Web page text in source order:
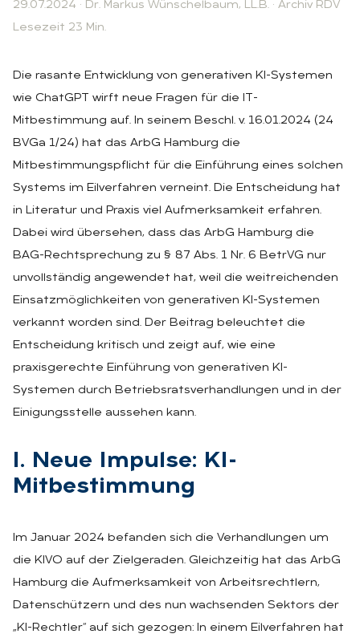
29.07.2024 · Dr. Markus Wünschelbaum, LL.B. · Archiv RDV
Lesezeit 23 Min.
Die rasante Entwicklung von generativen KI-Systemen
wie ChatGPT wirft neue Fragen für die IT-
Mitbestimmung auf. In seinem Beschl. v. 16.01.2024 (24
BVGa 1/24) hat das ArbG Hamburg die
Mitbestimmungspflicht für die Einführung eines solchen
Systems im Eilverfahren verneint. Die Entscheidung hat
in Literatur und Praxis viel Aufmerksamkeit erfahren.
Dabei wird übersehen, dass das ArbG Hamburg die
BAG-Rechtsprechung zu § 87 Abs. 1 Nr. 6 BetrVG nur
unvollständig angewendet hat, weil die weitreichenden
Einsatzmöglichkeiten von generativen KI-Systemen
verkannt worden sind. Der Beitrag beleuchtet die
Entscheidung kritisch und zeigt auf, wie eine
praxisgerechte Einführung von generativen KI-
Systemen durch Betriebsratsverhandlungen und in der
Einigungsstelle aussehen kann.
I. Neue Impulse: KI-
Mitbestimmung
Im Januar 2024 befanden sich die Verhandlungen um
die KIVO auf der Zielgeraden. Gleichzeitig hat das ArbG
Hamburg die Aufmerksamkeit von Arbeitsrechtlern,
Datenschützern und des nun wachsenden Sektors der
„KI-Rechtler“ auf sich gezogen: In einem Eilverfahren hat